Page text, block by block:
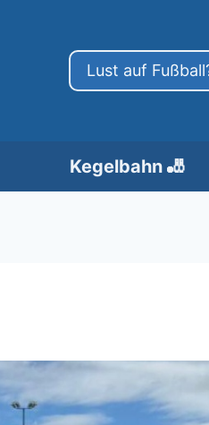
Lust auf
Kegelbahn 🎳